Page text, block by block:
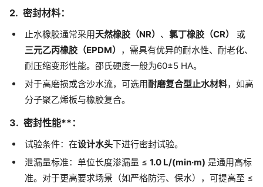
2. 密封材料：
止水橡胶通常采用天然橡胶（NR） 、 氯丁橡胶（CR）
或
三元乙丙橡胶（EPDM） ，需具有优异的耐水性、耐老化、
耐压缩变形性能。邵氏硬度一般为60±5 HA。
对于高磨损或含沙水流，可选用耐磨复合型止水材料，如高
分子聚乙烯板与橡胶复合。
3. 密封性能**：
试验条件：在设计水头下进行密封试验。
泄漏量标准：单位长度渗漏量 ≤ 1.0 L/(min·m) 是通用高标
准。对于更高要求场景（如严格防污、保水），可提高至 ≤